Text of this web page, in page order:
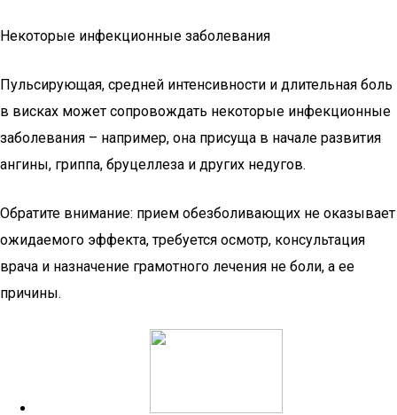
Некоторые инфекционные заболевания
Пульсирующая, средней интенсивности и длительная боль
в висках может сопровождать некоторые инфекционные
заболевания – например, она присуща в начале развития
ангины, гриппа, бруцеллеза и других недугов.
Обратите внимание: прием обезболивающих не оказывает
ожидаемого эффекта, требуется осмотр, консультация
врача и назначение грамотного лечения не боли, а ее
причины.